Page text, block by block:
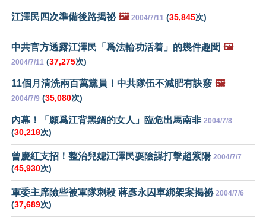
江澤民四次準備後路揭祕 🖼️ 2004/7/11 (35,845次)
中共官方透露江澤民「爲法輪功活着」的幾件趣聞 🖼️
2004/7/11 (37,275次)
11個月清洗兩百萬黨員！中共隊伍不減肥有訣竅 🖼️
2004/7/9 (35,080次)
內幕！「願爲江背黑鍋的女人」臨危出馬南非 2004/7/8
(30,218次)
曾慶紅支招！整治兒媳江澤民耍陰謀打擊趙紫陽 2004/7/7
(45,930次)
軍委主席險些被軍隊刺殺 蔣彥永囚車綁架案揭祕 2004/7/6
(37,689次)